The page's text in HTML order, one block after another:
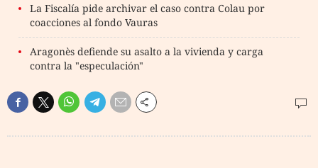
La Fiscalía pide archivar el caso contra Colau por
coacciones al fondo Vauras
Aragonès defiende su asalto a la vivienda y carga
contra la "especulación"